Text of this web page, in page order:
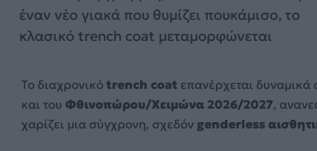
έναν νέο γιακά που θυμίζει πουκάμισο, το
κλασικό trench coat μεταμορφώνεται
Το διαχρονικόtrench coat επανέρχεται δυναμικά
και του Φθινοπώρου/Χειμώνα 2026/2027,
χαρίζει μια σύγχρονη, σχεδόν genderless